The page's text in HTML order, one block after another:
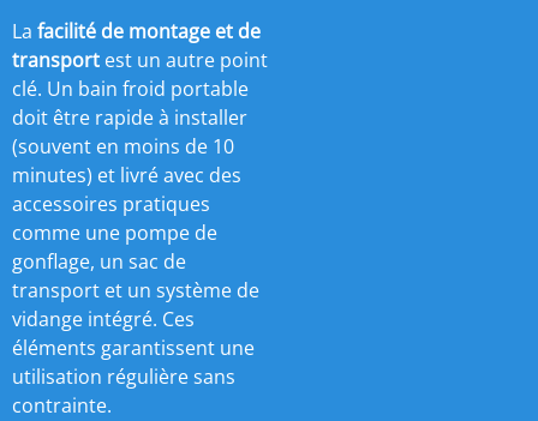
La facilité de montage et de
transport est un autre point
clé. Un bain froid portable
doit être rapide à installer
(souvent en moins de 10
minutes) et livré avec des
accessoires pratiques
comme une pompe de
gonflage, un sac de
transport et un système de
vidange intégré. Ces
éléments garantissent une
utilisation régulière sans
contrainte.